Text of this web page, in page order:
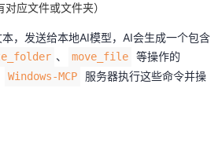
对应文件或文件夹）
，发送给本地AI模型，AI会生成一个包含
、 move_file
等操作的
Windows-MCP
服务器执行这些命令并操